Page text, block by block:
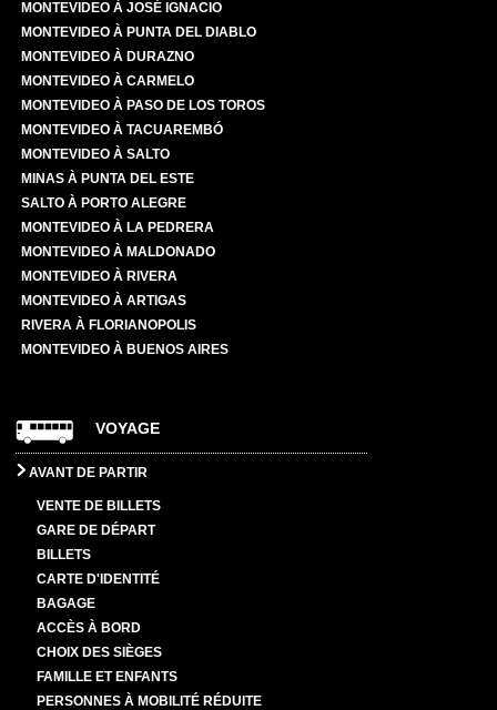
MONTEVIDEO À JOSÉ IGNACIO
MONTEVIDEO À PUNTA DEL DIABLO
MONTEVIDEO À DURAZNO
MONTEVIDEO À CARMELO
MONTEVIDEO À PASO DE LOS TOROS
MONTEVIDEO À TACUAREMBÓ
MONTEVIDEO À SALTO
MINAS À PUNTA DEL ESTE
SALTO À PORTO ALEGRE
MONTEVIDEO À LA PEDRERA
MONTEVIDEO À MALDONADO
MONTEVIDEO À RIVERA
MONTEVIDEO À ARTIGAS
RIVERA À FLORIANOPOLIS
MONTEVIDEO À BUENOS AIRES
VOYAGE
AVANT DE PARTIR
VENTE DE BILLETS
GARE DE DÉPART
BILLETS
CARTE D'IDENTITÉ
BAGAGE
ACCÈS À BORD
CHOIX DES SIÈGES
FAMILLE ET ENFANTS
PERSONNES À MOBILITÉ RÉDUITE